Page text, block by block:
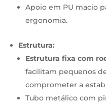
Apoio em PU macio
ergonomia.
Estrutura:
Estrutura fixa com
facilitam pequenos
comprometer a
Tubo metálico com